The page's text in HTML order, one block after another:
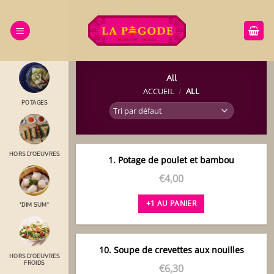
contenu
POTAGES
HORS D'OEUVRES
“DIM SUM"
HORS D'OEUVRES
FROIDS
All
ACCUEIL / ALL
1. Potage de poulet et bambou
€4,00
+1 AU PANIER
10. Soupe de crevettes aux nouilles
€6,30